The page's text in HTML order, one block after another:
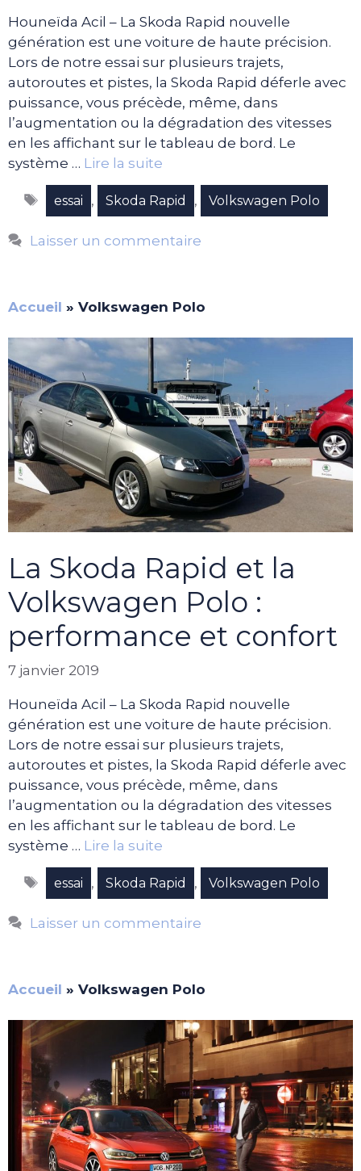
Houneïda Acil – La Skoda Rapid nouvelle
génération est une voiture de haute précision.
Lors de notre essai sur plusieurs trajets,
autoroutes et pistes, la Skoda Rapid déferle avec
puissance, vous précède, même, dans
l’augmentation ou la dégradation des vitesses
en les affichant sur le tableau de bord. Le
système … Lire la suite
Étiquettes
essai , Skoda Rapid , Volkswagen Polo
Laisser un commentaire
Accueil » Volkswagen Polo
La Skoda Rapid et la
Volkswagen Polo :
performance et confort
7 janvier 2019
Houneïda Acil – La Skoda Rapid nouvelle
génération est une voiture de haute précision.
Lors de notre essai sur plusieurs trajets,
autoroutes et pistes, la Skoda Rapid déferle avec
puissance, vous précède, même, dans
l’augmentation ou la dégradation des vitesses
en les affichant sur le tableau de bord. Le
système … Lire la suite
Étiquettes
essai , Skoda Rapid , Volkswagen Polo
Laisser un commentaire
Accueil » Volkswagen Polo